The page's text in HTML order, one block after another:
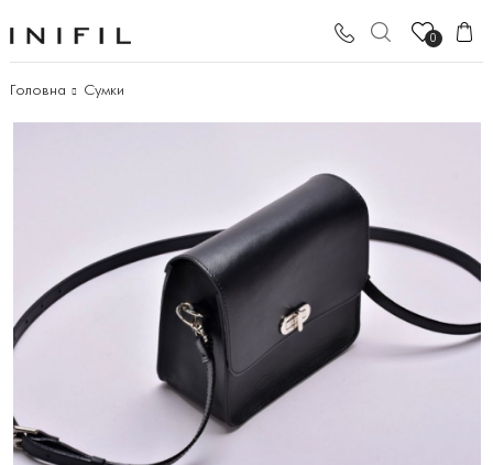
0
Головна Сумки